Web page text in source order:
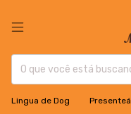
Lingua de Dog